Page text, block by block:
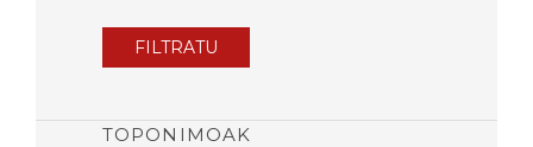
FILTRATU
TOPONIMOAK